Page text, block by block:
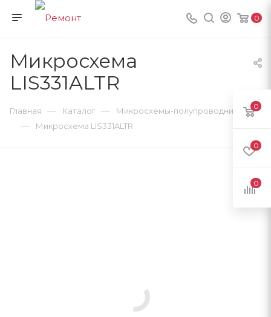
0
Микросхема
LIS331ALTR
Главная — Каталог — Микросхемы-полупроводники
— Микросхема LIS331ALTR
0
0
0